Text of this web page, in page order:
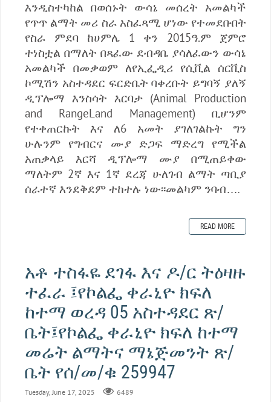
እንዲስተካከል በወሰኑት ውሳኔ መሰረት አመልካች
የጥጥ ልማት መሪ ስራ አስፈጻሚ ሆነው የተመደቡበት
የስራ ምደባ ከሀምሌ 1 ቀን 2015ዓ.ም ጀምሮ
ተነስቷል በማለት በጻፈው ደብዳቤ ያሳለፈውን ውሳኔ
አመልካች በመቃወም ለየኢፌዲሪ የሲቪል ሰርቪስ
ኮሚሽን አስተዳደር ፍርድቤት ባቀረቡት ይግባኝ ያለኝ
ዲፕሎማ እንስሳት እርባታ (Animal Production
and RangeLand Management) ቢሆንም
የተቀጠርኩት እና ለ6 አመት ያገለገልኩት ግን
ሁሉንም የግብርና ሙያ ድጋፍ ማድረግ የሚችል
አጠቃላይ እርሻ ዲፕሎማ ሙያ በሚጠይቀው
ማለትም 2ኛ እና 1ኛ ደረጃ ሁለገብ ልማት ጣቢያ
ሰራተኛ እንደቅደም ተከተሉ ነው፡፡መልካም ንባብ….
READ MORE
አቶ ተስፋዬ ደገፋ እና ዶ/ር ትዕዛዙ
ተፈራ ፤የኮልፌ ቀራኒዮ ክፍለ
ከተማ ወረዳ 05 አስተዳደር ጽ/
ቤት፤የኮልፌ ቀራኒዮ ክፍለ ከተማ
መሬት ልማትና ማኔጅመንት ጽ/
ቤት የሰ/መ/ቁ 259947
Tuesday, June 17, 2025 6489